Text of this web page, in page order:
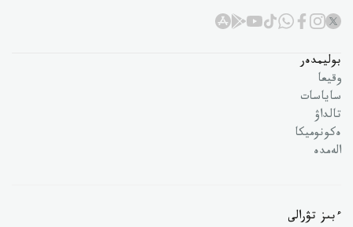
بوليمدەر
وقيعا
ساياسات
تالداۋ
ەكونوميكا
الەمدە
ءبىز تۋرالى